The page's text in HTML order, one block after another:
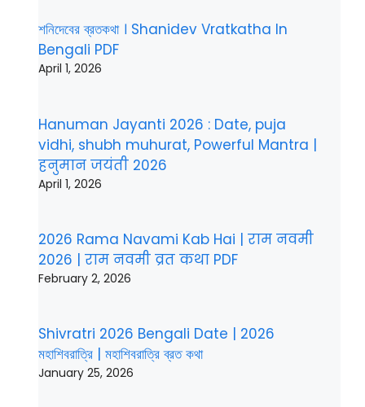
শনিদেবের ব্রতকথা । Shanidev Vratkatha In
Bengali PDF
April 1, 2026
Hanuman Jayanti 2026 : Date, puja
vidhi, shubh muhurat, Powerful Mantra |
हनुमान जयंती 2026
April 1, 2026
2026 Rama Navami Kab Hai | राम नवमी
2026 | राम नवमी व्रत कथा PDF
February 2, 2026
Shivratri 2026 Bengali Date | 2026
মহাশিবরাত্রি | মহাশিবরাত্রি ব্রত কথা
January 25, 2026